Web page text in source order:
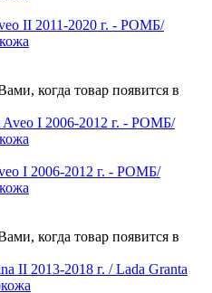
II 2011-2020 г. - РОМБ/
когда товар появится в
I 2006-2012 г. - РОМБ/
когда товар появится в